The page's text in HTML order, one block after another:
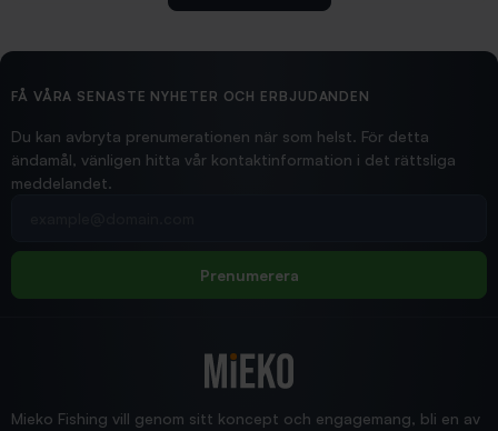
2026/02/19
Hittade exakt vad jag behövde. Snabb och bra...
Jensa
FÅ VÅRA SENASTE NYHETER OCH ERBJUDANDEN
Du kan avbryta prenumerationen när som helst. För detta
ändamål, vänligen hitta vår kontaktinformation i det rättsliga
meddelandet.
Prenumerera
Mieko Fishing vill genom sitt koncept och engagemang, bli en av